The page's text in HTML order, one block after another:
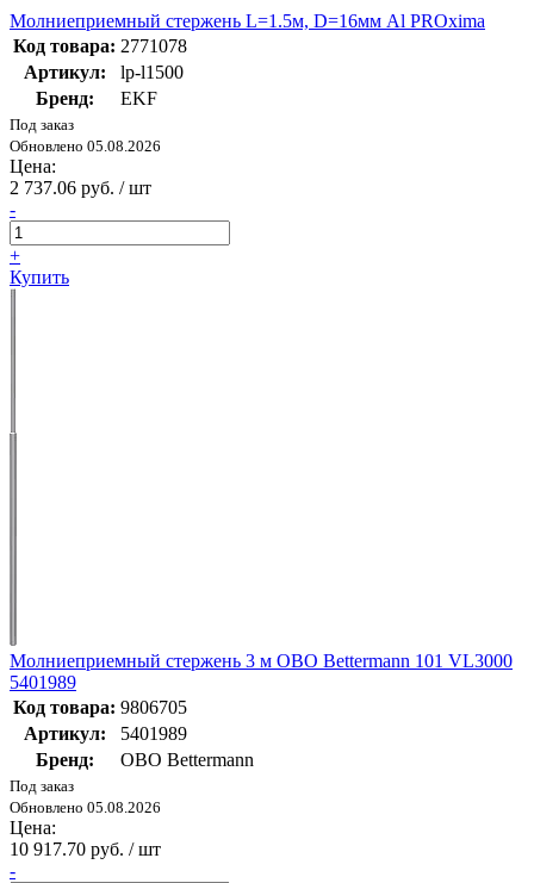
Молниеприемный стержень L=1.5м, D=16мм Al PROxima
Код товара: 2771078
Артикул:
lp-l1500
Бренд:
EKF
Под заказ
Обновлено 05.08.2026
Цена:
2 737.06 руб. / шт
-
+
Купить
Молниеприемный стержень 3 м OBO Bettermann 101 VL3000
5401989
Код товара: 9806705
Артикул:
5401989
Бренд:
OBO Bettermann
Под заказ
Обновлено 05.08.2026
Цена:
10 917.70 руб. / шт
-